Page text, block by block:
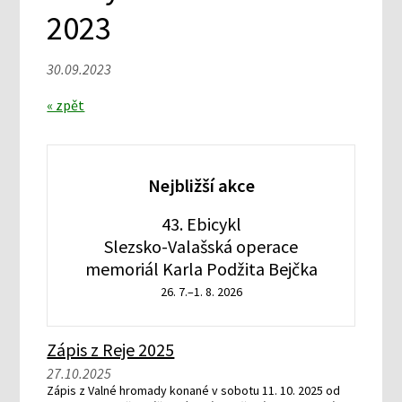
2023
30.09.2023
« zpět
Nejbližší akce
43. Ebicykl
Slezsko-Valašská operace
memoriál Karla Podžita Bejčka
26. 7.–1. 8. 2026
Zápis z Reje 2025
27.10.2025
Zápis z Valné hromady konané v sobotu 11. 10. 2025 od